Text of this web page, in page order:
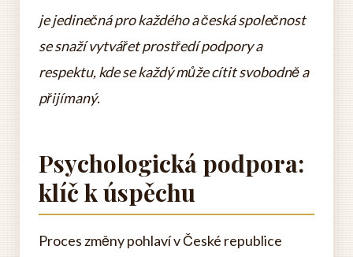
je jedinečná pro každého a česká společnost
se snaží vytvářet prostředí podpory a
respektu, kde se každý může cítit svobodně a
přijímaný.
Psychologická podpora:
klíč k úspěchu
Proces změny pohlaví v České republice